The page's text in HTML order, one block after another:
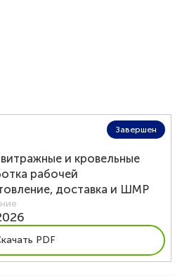
и кровельные
рабочей
доставка и ШМР
PDF
Завершен